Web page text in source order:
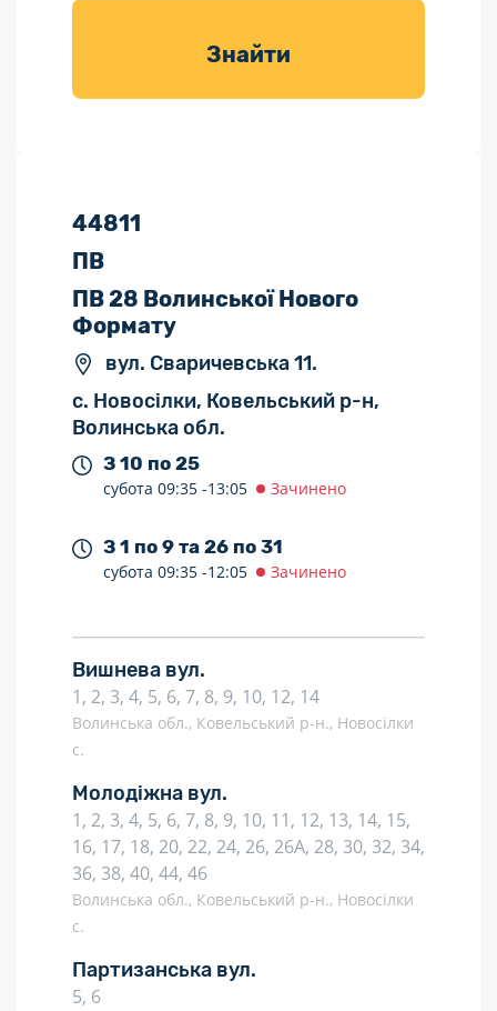
товарів для
Знайти
44811
ПВ
ПВ 28 Волинської Нового
Формату
вул. Сваричевська 11.
с. Новосілки, Ковельський р-н,
Волинська обл.
З 10 по 25
субота 09:35 -13:05 Зачинено
З 1 по 9 та 26 по 31
субота 09:35 -12:05 Зачинено
Вишнева вул.
1, 2, 3, 4, 5, 6, 7, 8, 9, 10, 12, 14
Волинська обл., Ковельський р-н., Новосілки
с.
Молодіжна вул.
1, 2, 3, 4, 5, 6, 7, 8, 9, 10, 11, 12, 13, 14, 15,
16, 17, 18, 20, 22, 24, 26, 26А, 28, 30, 32, 34,
36, 38, 40, 44, 46
Волинська обл., Ковельський р-н., Новосілки
с.
Партизанська вул.
5, 6